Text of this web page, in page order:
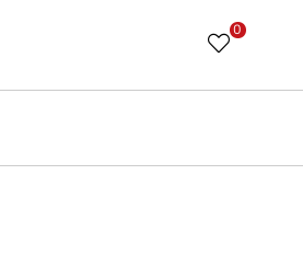
Skip
Content
0